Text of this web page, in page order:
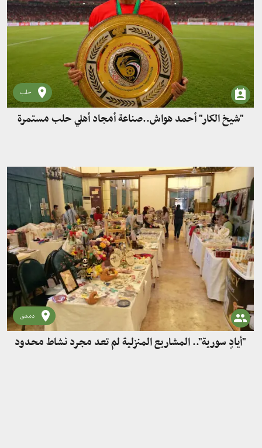
حلب
"شيخ الكار" أحمد هواش..صناعة أمجاد أهلي حلب مستمرة
دمشق
"أيادٍ سورية".. المشاريع المنزلية لم تعد مجرد نشاط محدود